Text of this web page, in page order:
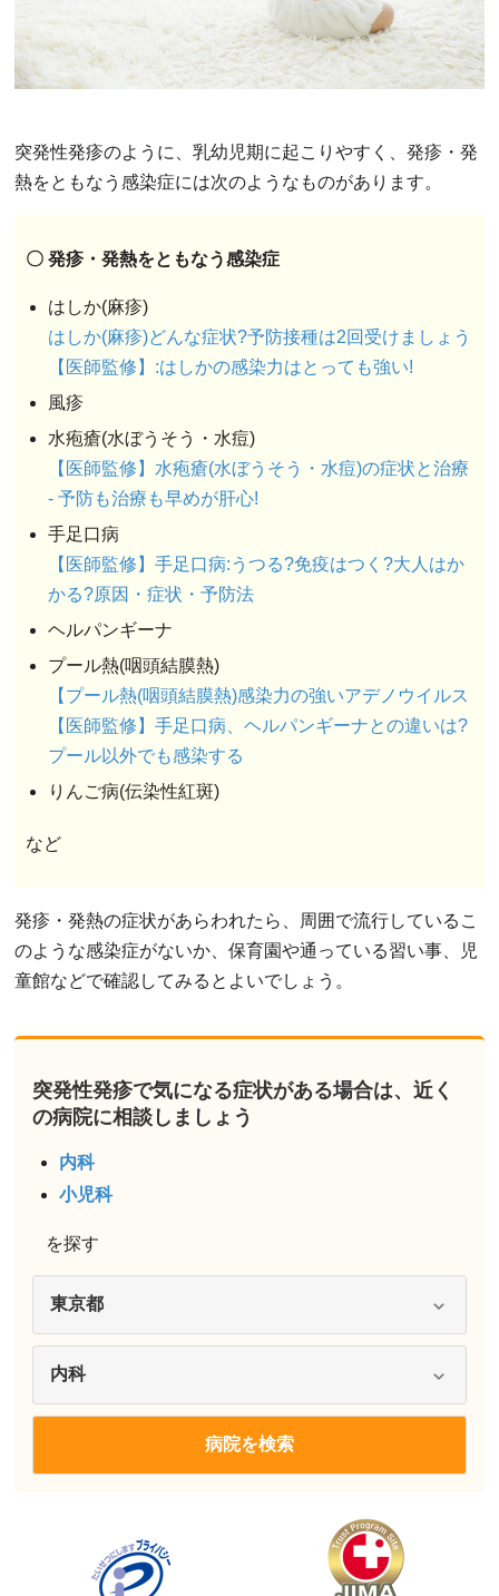
突発性発疹のように、乳幼児期に起こりやすく、発疹・発
熱をともなう感染症には次のようなものがあります。
〇 発疹・発熱をともなう感染症
はしか(麻疹)
はしか(麻疹)どんな症状?予防接種は2回受けましょう
【医師監修】:はしかの感染力はとっても強い!
風疹
水疱瘡(水ぼうそう・水痘)
【医師監修】水疱瘡(水ぼうそう・水痘)の症状と治療
- 予防も治療も早めが肝心!
手足口病
【医師監修】手足口病:うつる?免疫はつく?大人はか
かる?原因・症状・予防法
ヘルパンギーナ
プール熱(咽頭結膜熱)
【プール熱(咽頭結膜熱)感染力の強いアデノウイルス
【医師監修】手足口病、ヘルパンギーナとの違いは?
プール以外でも感染する
りんご病(伝染性紅斑)
など
発疹・発熱の症状があらわれたら、周囲で流行しているこ
のような感染症がないか、保育園や通っている習い事、児
童館などで確認してみるとよいでしょう。
突発性発疹で気になる症状がある場合は、近く
の病院に相談しましょう
内科
小児科
を探す